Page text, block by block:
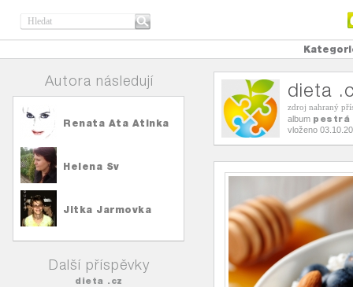
Autora následují
Renata Ata Atinka
Helena Sv
Jitka Jarmovka
Další příspěvky
dieta .cz
dieta
zdroj nahraný
album pestrá
vloženo